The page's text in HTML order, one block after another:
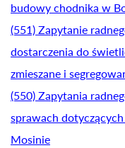
budowy chodnika w
(551) Zapytanie
dostarczenia do
zmieszane i
(550) Zapytania
sprawach
Mosinie